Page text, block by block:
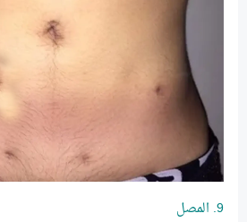
9. المصل